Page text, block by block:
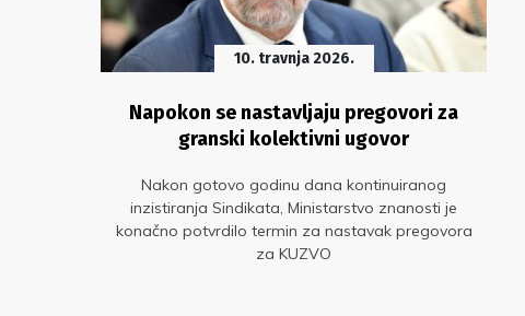
10. travnja 2026.
Napokon se nastavljaju pregovori za
granski kolektivni ugovor
Nakon gotovo godinu dana kontinuiranog
inzistiranja Sindikata, Ministarstvo znanosti je
konačno potvrdilo termin za nastavak pregovora
za KUZVO